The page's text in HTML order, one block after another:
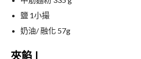
鹽 1小撮
奶油/ 融化 57g
夾餡 |